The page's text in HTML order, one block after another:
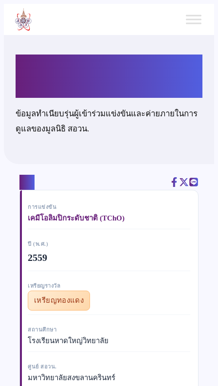
เนื้อหา
ข้อมูลทำเนียบรุ่นผู้เข้าร่วมแข่งขันและค่ายภายในการ
ดูแลของมูลนิธิ สอวน.
การแข่งขัน
เคมีโอลิมปิกระดับชาติ (TChO)
ปี (พ.ศ.)
2559
เหรียญรางวัล
เหรียญทองแดง
สถานศึกษา
โรงเรียนหาดใหญ่วิทยาลัย
ศูนย์ สอวน.
มหาวิทยาลัยสงขลานครินทร์